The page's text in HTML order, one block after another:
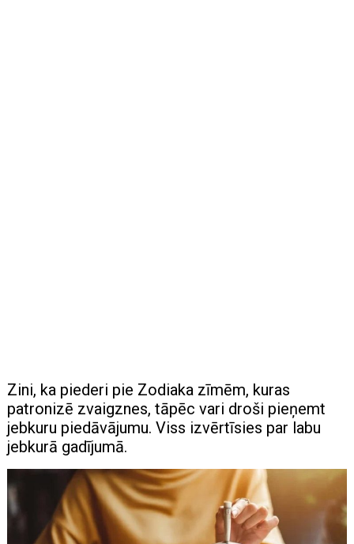
Zini, ka piederi pie Zodiaka zīmēm, kuras
patronizē zvaigznes, tāpēc vari droši pieņemt
jebkuru piedāvājumu. Viss izvērtīsies par labu
jebkurā gadījumā.